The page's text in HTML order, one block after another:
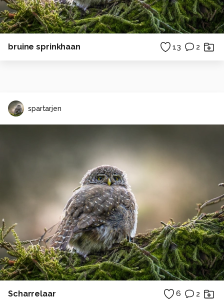
bruine sprinkhaan 13 2
spartarjen
Scharrelaar 6 2